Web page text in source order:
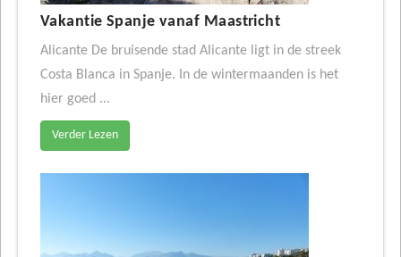
Vakantie Spanje vanaf Maastricht
Alicante De bruisende stad Alicante ligt in de streek
Costa Blanca in Spanje. In de wintermaanden is het
hier goed ...
Verder Lezen